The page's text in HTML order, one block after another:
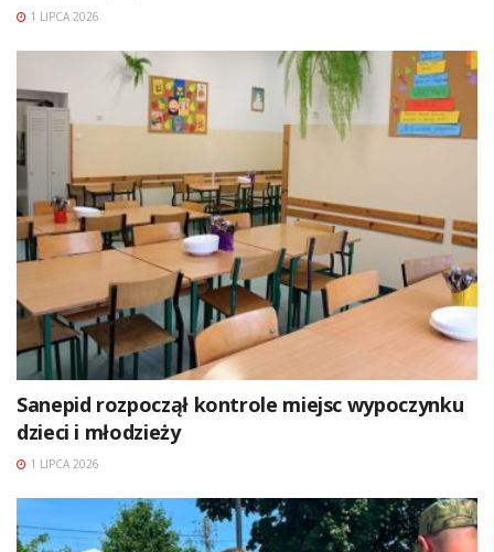
1 LIPCA 2026
Sanepid rozpoczął kontrole miejsc wypoczynku
dzieci i młodzieży
1 LIPCA 2026